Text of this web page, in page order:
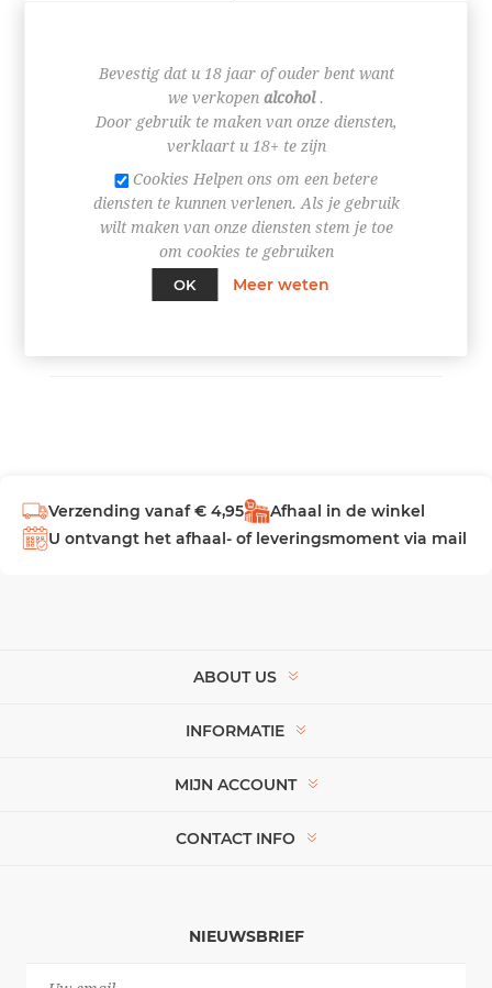
€ 9,35
+
-
BESTEL NU!
Verzending vanaf € 4,95
Afhaal in de winkel
U ontvangt het afhaal- of leveringsmoment via mail
ABOUT US
INFORMATIE
MIJN ACCOUNT
CONTACT INFO
NIEUWSBRIEF
Bevestig dat u 18 jaar of ouder bent want
we verkopen alcohol.
Door gebruik te maken van onze diensten,
verklaart u 18+ te zijn
Cookies Helpen ons om een betere
diensten te kunnen verlenen. Als je gebruik
wilt maken van onze diensten stem je toe
om cookies te gebruiken
OK
Meer weten